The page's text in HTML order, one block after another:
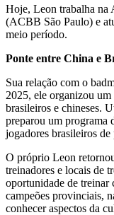
Hoje, Leon trabalha na
(ACBB São Paulo) e
meio período.
Ponte entre China e
Sua relação com o
2025, ele organizou
brasileiros e chineses.
preparou um programa
jogadores brasileiros
O próprio Leon
treinadores e locais de
oportunidade de treinar
campeões provinciais,
conhecer aspectos da